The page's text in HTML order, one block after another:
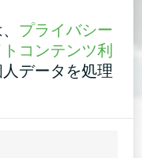
プライバシー
コンテンツ利
データを処理